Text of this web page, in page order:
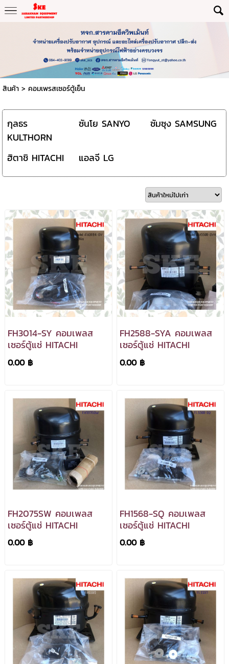
สินค้า> คอมเพรสเซอร์ตู้เย็น
กุลธร
KULTHORN
ซันโย SANYO ซัมซุง SAMSUNG
ฮิตาชิ HITACHI แอลจี LG
FH3014-SY คอมเพลส
เซอร์ตู้แช่ HITACHI
0.00 ฿
FH2588-SYA คอมเพลส
เซอร์ตู้แช่ HITACHI
0.00 ฿
FH2075SW คอมเพลส
เซอร์ตู้แช่ HITACHI
0.00 ฿
FH1568-SQ คอมเพลส
เซอร์ตู้แช่ HITACHI
0.00 ฿